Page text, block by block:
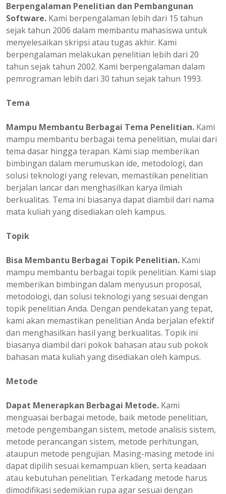
Berpengalaman Penelitian dan Pembangunan
Software. Kami berpengalaman lebih dari 15 tahun
sejak tahun 2006 dalam membantu mahasiswa untuk
menyelesaikan skripsi atau tugas akhir. Kami
berpengalaman melakukan penelitian lebih dari 20
tahun sejak tahun 2002. Kami berpengalaman dalam
pemrograman lebih dari 30 tahun sejak tahun 1993.
Tema
Mampu Membantu Berbagai Tema Penelitian. Kami
mampu membantu berbagai tema penelitian, mulai dari
tema dasar hingga terapan. Kami siap memberikan
bimbingan dalam merumuskan ide, metodologi, dan
solusi teknologi yang relevan, memastikan penelitian
berjalan lancar dan menghasilkan karya ilmiah
berkualitas. Tema ini biasanya dapat diambil dari nama
mata kuliah yang disediakan oleh kampus.
Topik
Bisa Membantu Berbagai Topik Penelitian. Kami
mampu membantu berbagai topik penelitian. Kami siap
memberikan bimbingan dalam menyusun proposal,
metodologi, dan solusi teknologi yang sesuai dengan
topik penelitian Anda. Dengan pendekatan yang tepat,
kami akan memastikan penelitian Anda berjalan efektif
dan menghasilkan hasil yang berkualitas. Topik ini
biasanya diambil dari pokok bahasan atau sub pokok
bahasan mata kuliah yang disediakan oleh kampus.
Metode
Dapat Menerapkan Berbagai Metode. Kami
menguasai berbagai metode, baik metode penelitian,
metode pengembangan sistem, metode analisis sistem,
metode perancangan sistem, metode perhitungan,
ataupun metode pengujian. Masing-masing metode ini
dapat dipilih sesuai kemampuan klien, serta keadaan
atau kebutuhan penelitian. Terkadang metode harus
dimodifikasi sedemikian rupa agar sesuai dengan